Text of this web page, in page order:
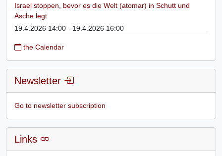
Israel stoppen, bevor es die Welt (atomar) in Schutt und
Asche legt
19.4.2026 14:00 - 19.4.2026 16:00
the Calendar
Newsletter
Go to newsletter subscription
Links